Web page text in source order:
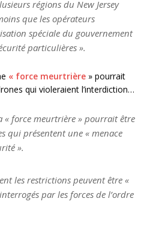
régions du New Jersey
que les opérateurs
spéciale du gouvernement
particulières ».
« force meurtrière » pourrait
qui violeraient l’interdiction…
« force meurtrière » pourrait être
qui présentent une « menace
».
les restrictions peuvent être «
par les forces de l’ordre